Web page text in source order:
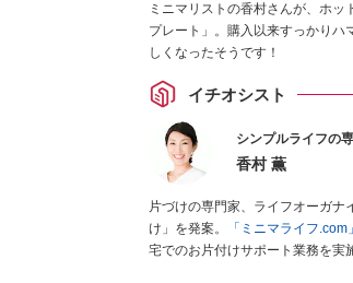
ミニマリストの香村さんが、ホ
プレート」。購入以来すっかりハ
しくなったそうです！
イチオシスト
シンプルライフの
香村 薫
片づけの専門家、ライフオーガ
け」を発案。
「ミニマライフ.com」
宅でのお片付けサポート業務を実